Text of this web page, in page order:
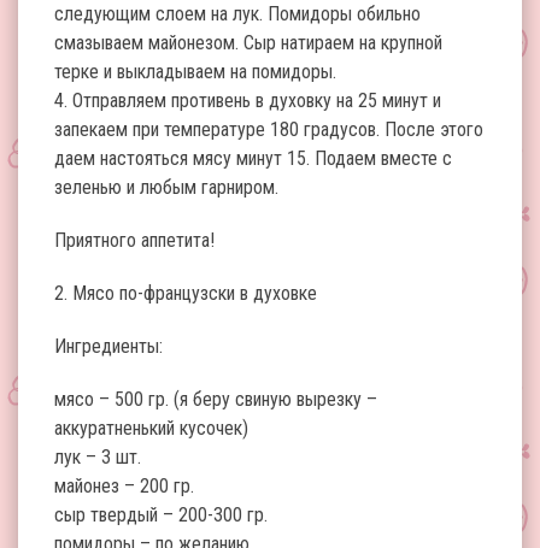
следующим слоем на лук. Помидоры обильно
смазываем майонезом. Сыр натираем на крупной
терке и выкладываем на помидоры.
4. Отправляем противень в духовку на 25 минут и
запекаем при температуре 180 градусов. После этого
даем настояться мясу минут 15. Подаем вместе с
зеленью и любым гарниром.
Приятного аппетита!
2. Мясо по-французски в духовке
Ингредиенты:
мясо – 500 гр. (я беру свиную вырезку –
аккуратненький кусочек)
лук – 3 шт.
майонез – 200 гр.
сыр твердый – 200-300 гр.